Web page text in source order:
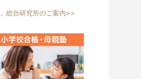
総合研究所のご案内>>